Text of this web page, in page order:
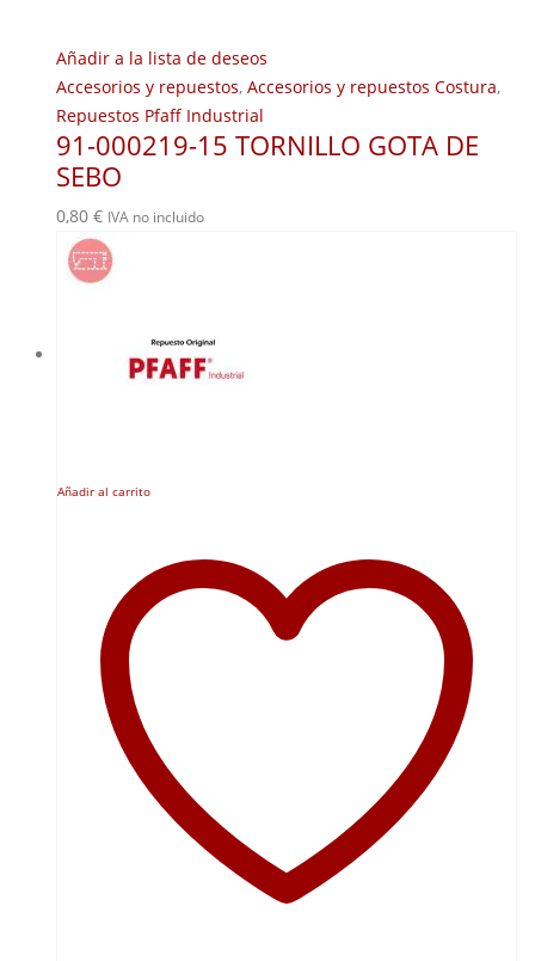
Añadir a la lista de deseos
Accesorios y repuestos, Accesorios y repuestos Costura,
Repuestos Pfaff Industrial
91-000219-15 TORNILLO GOTA DE
SEBO
0,80 € IVA no incluido
Añadir al carrito